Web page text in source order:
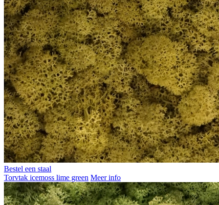
Bestel een staal
Torvtak icemoss lime green Meer info